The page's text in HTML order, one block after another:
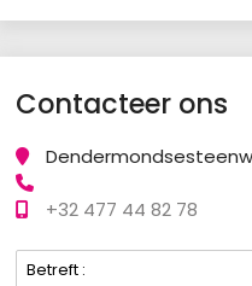
Contacteer ons
+32 477 44 82 78